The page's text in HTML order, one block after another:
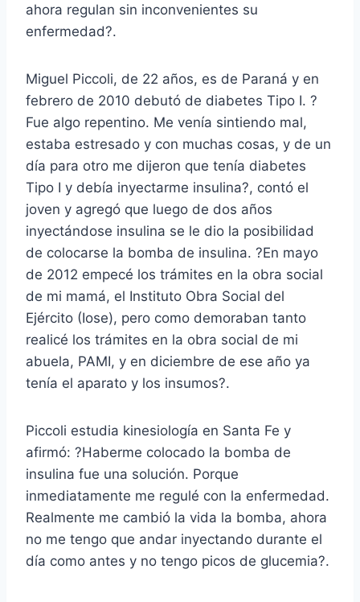
ahora regulan sin inconvenientes su
enfermedad?.
Miguel Piccoli, de 22 años, es de Paraná y en
febrero de 2010 debutó de diabetes Tipo I. ?
Fue algo repentino. Me venía sintiendo mal,
estaba estresado y con muchas cosas, y de un
día para otro me dijeron que tenía diabetes
Tipo I y debía inyectarme insulina?, contó el
joven y agregó que luego de dos años
inyectándose insulina se le dio la posibilidad
de colocarse la bomba de insulina. ?En mayo
de 2012 empecé los trámites en la obra social
de mi mamá, el Instituto Obra Social del
Ejército (Iose), pero como demoraban tanto
realicé los trámites en la obra social de mi
abuela, PAMI, y en diciembre de ese año ya
tenía el aparato y los insumos?.
Piccoli estudia kinesiología en Santa Fe y
afirmó: ?Haberme colocado la bomba de
insulina fue una solución. Porque
inmediatamente me regulé con la enfermedad.
Realmente me cambió la vida la bomba, ahora
no me tengo que andar inyectando durante el
día como antes y no tengo picos de glucemia?.